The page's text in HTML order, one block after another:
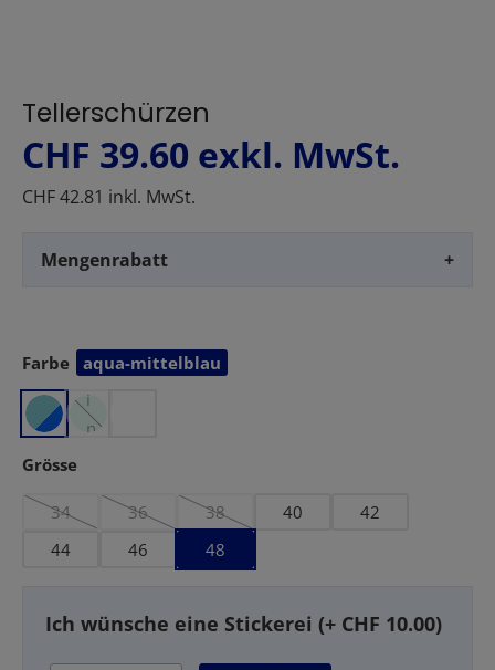
Tellerschürzen
CHF 39.60 exkl. MwSt.
CHF 42.81 inkl. MwSt.
Mengenrabatt +
Farbe
auswählenaqua-mittelblau
m
i
n
Grösse
34
(Diese Option ist zurzeit nicht verfügbar.)
36
(Diese Option ist zurzeit nicht verfügbar.)
38
(Diese Option ist zurzeit nicht verfügbar.)
40
42
44
46 48
Ich wünsche eine Stickerei (+ CHF 10.00)